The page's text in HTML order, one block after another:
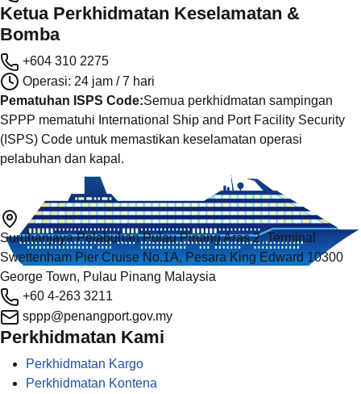
Ketua Perkhidmatan Keselamatan &
Bomba
+604 310 2275
Operasi: 24 jam / 7 hari
Pematuhan ISPS Code:Semua perkhidmatan sampingan
SPPP mematuhi International Ship and Port Facility Security
(ISPS) Code untuk memastikan keselamatan operasi
pelabuhan dan kapal.
Suruhanjaya Pelabuhan Pulau Pinang Aras 2, Terminal
Swettenham Pier Cruise No.1A, Pesara King Edward 10300
George Town, Pulau Pinang Malaysia
+60 4-263 3211
sppp@penangport.gov.my
Perkhidmatan Kami
Perkhidmatan Kargo
Perkhidmatan Kontena